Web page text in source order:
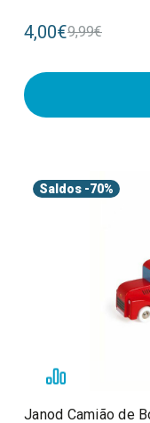
4,00€9,99€
Saldos -70%
Janod Camião de